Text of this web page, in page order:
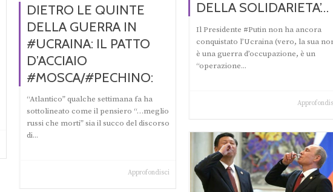
DIETRO LE QUINTE
DELLA GUERRA IN
#UCRAINA: IL PATTO
D’ACCIAIO
#MOSCA/#PECHINO:
“Atlantico” qualche settimana fa ha
sottolineato come il pensiero “…meglio
russi che morti” sia il succo del discorso
di...
Approfondisci
DELLA SOLIDARIETA’…
Il Presidente #Putin non ha ancora
conquistato l’Ucraina (vero, la sua
è una guerra d’occupazione, è un
“operazione...